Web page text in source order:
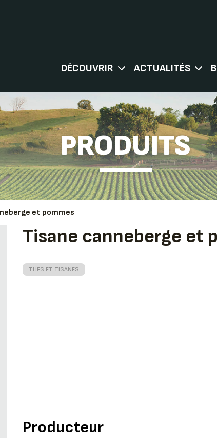
DÉCOUVRIR ACTUALITÉS
PRODUITS
et pommes
Tisane canneberge et
THÉS ET TISANES
Producteur